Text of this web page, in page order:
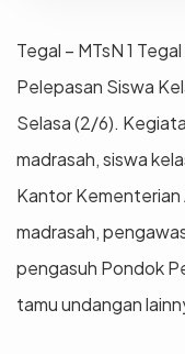
Tegal – MTsN 1
Pelepasan Siswa
Selasa (2/6).
madrasah, siswa
Kantor
madrasah,
pengasuh Pondok
tamu undangan